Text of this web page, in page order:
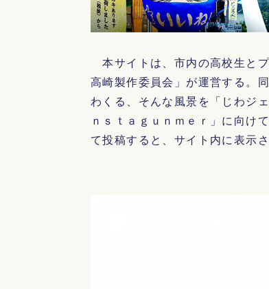
本サイトは、市内の高校生と
高崎製作委員会」が運営する。
わくる、そんな風景を「じわジ
ｎｓｔａｇｕｎｍｅｒ」に向け
て投稿すると、サイト内に表示